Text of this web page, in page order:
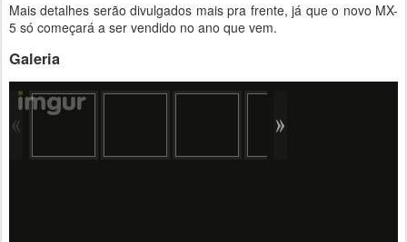
Mais detalhes serão divulgados mais pra frente, já que o novo MX-
5 só começará a ser vendido no ano que vem.
Galeria